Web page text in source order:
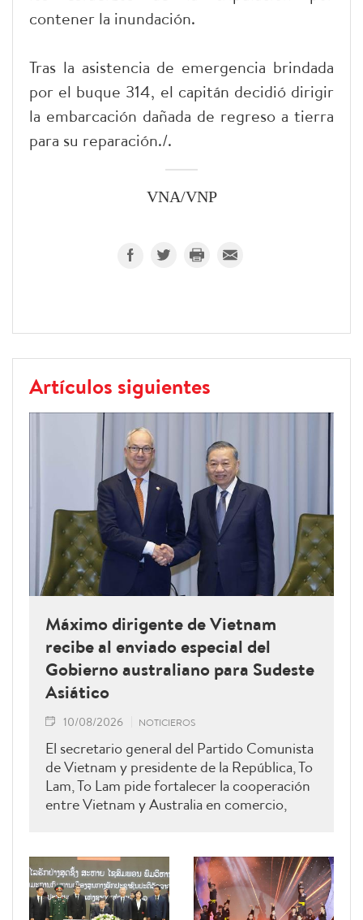
contener la inundación.
Tras la asistencia de emergencia brindada
por el buque 314, el capitán decidió dirigir
la embarcación dañada de regreso a tierra
para su reparación./.
VNA/VNP
Artículos siguientes
Máximo dirigente de Vietnam
recibe al enviado especial del
Gobierno australiano para Sudeste
Asiático
10/08/2026 NOTICIEROS
El secretario general del Partido Comunista
de Vietnam y presidente de la República, To
Lam, To Lam pide fortalecer la cooperación
entre Vietnam y Australia en comercio,